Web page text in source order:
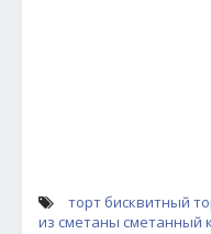
торт бисквитный
из сметаны сметанный